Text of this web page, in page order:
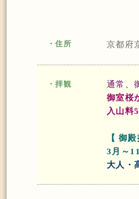
・住所 京都府
・拝観
通常、
御室桜
入山料
【 御殿
3月～
大人